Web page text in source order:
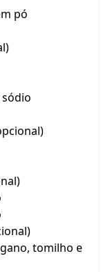
pó
tomilho e